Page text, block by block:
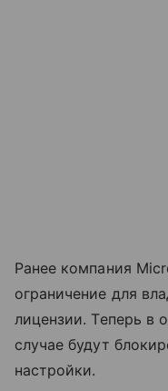
Ранее компания
ограничение для
лицензии. Теперь в
случае будут
настройки.